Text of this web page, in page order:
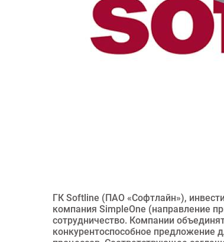
ГК Softline (ПАО «Софтлайн»),
компания SimpleOne (направление
сотрудничество. Компании
конкурентоспособное предложение